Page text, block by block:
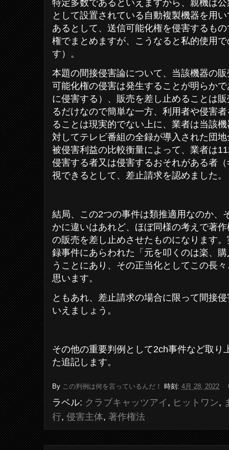
特定多数であるといえますから、親機は
として設置されている自動複製機器を用
あるとして、送信可能化権を侵害するも
権でまとめますが、こうなると私的使用
す）。
本題の間接侵害論について、当該機器の
可能化権の侵害は発生することが明らか
に侵害する）、販売を差し止めることは
るだけなので簡単な一方、利用者や侵害
ることは現実的でない上に、業者は当該
対してテレビ番組の全録が導入された団
被侵害利益の比較衡量によって、業者は
侵害する者又は侵害するおそれがある者
視できるとして、差止請求を認めました。
結局、この2つの事件は類推適用なのか、
かに違いはあれど、ほぼ同様の考えで著
の販売を差し止めさせたものになります
録事件にあらわれた「元を叩くのは楽、
うことにあり、その正当化としてこの長
思います。
ともあれ、差止請求の場合に限って間接
いえましょう。
その他の重要判例として2ch事件など取り
た追記します。
By この判例は何を言っているんだ！ 時刻: 4月 28, 2022
ラベル: クラブキャッツアイ , ヒットワン,
行, 侵害主体, 著作権法